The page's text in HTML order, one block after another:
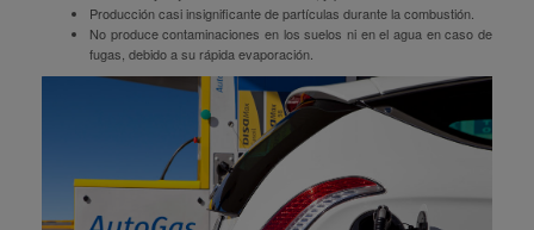
Producción casi insignificante de partículas durante la combustión.
No produce contaminaciones en los suelos ni en el agua en caso de
fugas, debido a su rápida evaporación.